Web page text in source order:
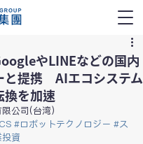
やLINEなどの国内
と提携 AIエコシステム
換を加速
公司(台湾)
#ロボットテクノロジー #ス
資